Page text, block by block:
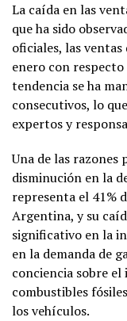
La caída en las
que ha sido
oficiales, las
enero con respecto
tendencia se ha
consecutivos, lo
expertos y
Una de las razones
disminución en la
representa el 41%
Argentina, y su
significativo en la
en la demanda de
conciencia sobre
combustibles
los vehículos.